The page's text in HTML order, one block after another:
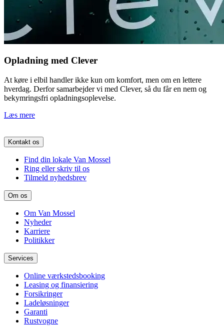
Opladning med Clever
At køre i elbil handler ikke kun om komfort, men om en lettere
hverdag. Derfor samarbejder vi med Clever, så du får en nem og
bekymringsfri opladningsoplevelse.
Læs mere
Kontakt os
Find din lokale Van Mossel
Ring eller skriv til os
Tilmeld nyhedsbrev
Om os
Om Van Mossel
Nyheder
Karriere
Politikker
Services
Online værkstedsbooking
Leasing og finansiering
Forsikringer
Ladeløsninger
Garanti
Rustvogne